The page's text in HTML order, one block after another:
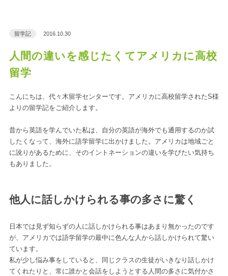
留学記 2016.10.30
人間の違いを感じたくてアメリカに高校
留学
こんにちは、代々木留学センターです。アメリカに高校留学されたS様
よりの留学記をご紹介します。
昔から英語を学んでいた私は、自分の英語が海外でも通用するのか試
したくなって、海外に語学留学に出かけました。アメリカは地域ごと
に訛りがあるために、そのイントネーションの違いを学びたい気持ち
もありました。
他人に話しかけられる事の多さに驚く
日本では見ず知らずの人に話しかけられる事はあまり無かったのです
が、アメリカでは語学留学の最中に色んな人から話しかけられて驚い
ています。
私が少し悩み事をしていると、同じクラスの生徒がいきなり話しかけ
てくれたりと、常に誰かと会話をしようとする人間の多さに気付かさ